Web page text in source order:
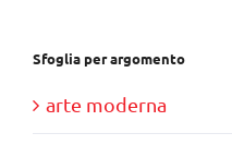
Sfoglia per argomento
arte moderna